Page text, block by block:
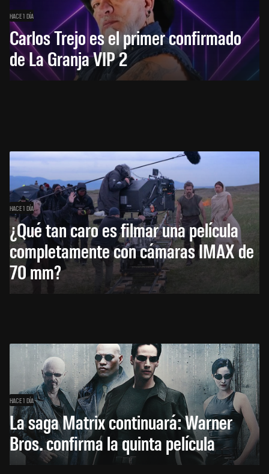
HACE 1 DÍA
Carlos Trejo es el primer confirmado
de La Granja VIP 2
HACE 1 DÍA
¿Qué tan caro es filmar una película
completamente con cámaras IMAX de
70 mm?
HACE 1 DÍA
La saga Matrix continuará: Warner
Bros. confirma la quinta película